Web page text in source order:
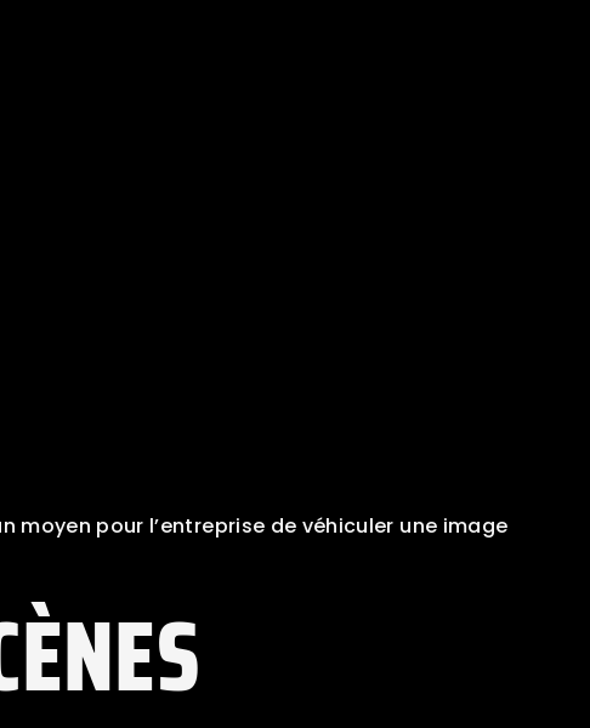
pour l’entreprise de véhiculer une image